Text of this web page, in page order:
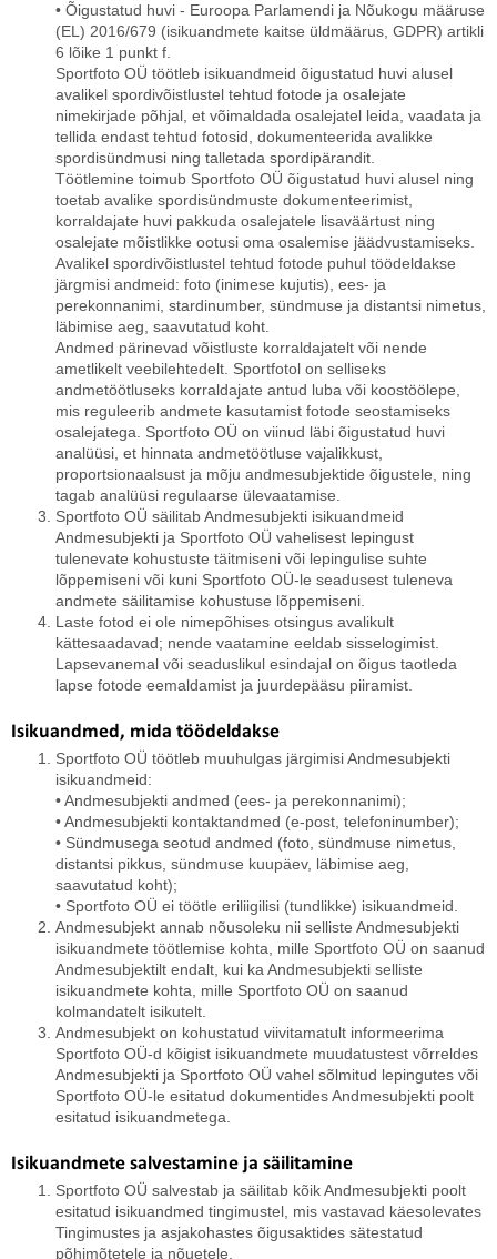
• Õigustatud huvi - Euroopa Parlamendi ja Nõukogu määruse
(EL) 2016/679 (isikuandmete kaitse üldmäärus, GDPR) artikli
6 lõike 1 punkt f.
Sportfoto OÜ töötleb isikuandmeid õigustatud huvi alusel
avalikel spordivõistlustel tehtud fotode ja osalejate
nimekirjade põhjal, et võimaldada osalejatel leida, vaadata ja
tellida endast tehtud fotosid, dokumenteerida avalikke
spordisündmusi ning talletada spordipärandit.
Töötlemine toimub Sportfoto OÜ õigustatud huvi alusel ning
toetab avalike spordisündmuste dokumenteerimist,
korraldajate huvi pakkuda osalejatele lisaväärtust ning
osalejate mõistlikke ootusi oma osalemise jäädvustamiseks.
Avalikel spordivõistlustel tehtud fotode puhul töödeldakse
järgmisi andmeid: foto (inimese kujutis), ees- ja
perekonnanimi, stardinumber, sündmuse ja distantsi nimetus,
läbimise aeg, saavutatud koht.
Andmed pärinevad võistluste korraldajatelt või nende
ametlikelt veebilehtedelt. Sportfotol on selliseks
andmetöötluseks korraldajate antud luba või koostöölepe,
mis reguleerib andmete kasutamist fotode seostamiseks
osalejatega. Sportfoto OÜ on viinud läbi õigustatud huvi
analüüsi, et hinnata andmetöötluse vajalikkust,
proportsionaalsust ja mõju andmesubjektide õigustele, ning
tagab analüüsi regulaarse ülevaatamise.
Sportfoto OÜ säilitab Andmesubjekti isikuandmeid
Andmesubjekti ja Sportfoto OÜ vahelisest lepingust
tulenevate kohustuste täitmiseni või lepingulise suhte
lõppemiseni või kuni Sportfoto OÜ-le seadusest tuleneva
andmete säilitamise kohustuse lõppemiseni.
Laste fotod ei ole nimepõhises otsingus avalikult
kättesaadavad; nende vaatamine eeldab sisselogimist.
Lapsevanemal või seaduslikul esindajal on õigus taotleda
lapse fotode eemaldamist ja juurdepääsu piiramist.
Isikuandmed, mida töödeldakse
Sportfoto OÜ töötleb muuhulgas järgimisi Andmesubjekti
isikuandmeid:
• Andmesubjekti andmed (ees- ja perekonnanimi);
• Andmesubjekti kontaktandmed (e-post, telefoninumber);
• Sündmusega seotud andmed (foto, sündmuse nimetus,
distantsi pikkus, sündmuse kuupäev, läbimise aeg,
saavutatud koht);
• Sportfoto OÜ ei töötle eriliigilisi (tundlikke) isikuandmeid.
Andmesubjekt annab nõusoleku nii selliste Andmesubjekti
isikuandmete töötlemise kohta, mille Sportfoto OÜ on saanud
Andmesubjektilt endalt, kui ka Andmesubjekti selliste
isikuandmete kohta, mille Sportfoto OÜ on saanud
kolmandatelt isikutelt.
Andmesubjekt on kohustatud viivitamatult informeerima
Sportfoto OÜ-d kõigist isikuandmete muudatustest võrreldes
Andmesubjekti ja Sportfoto OÜ vahel sõlmitud lepingutes või
Sportfoto OÜ-le esitatud dokumentides Andmesubjekti poolt
esitatud isikuandmetega.
Isikuandmete salvestamine ja säilitamine
Sportfoto OÜ salvestab ja säilitab kõik Andmesubjekti poolt
esitatud isikuandmed tingimustel, mis vastavad käesolevates
Tingimustes ja asjakohastes õigusaktides sätestatud
põhimõtetele ja nõuetele.